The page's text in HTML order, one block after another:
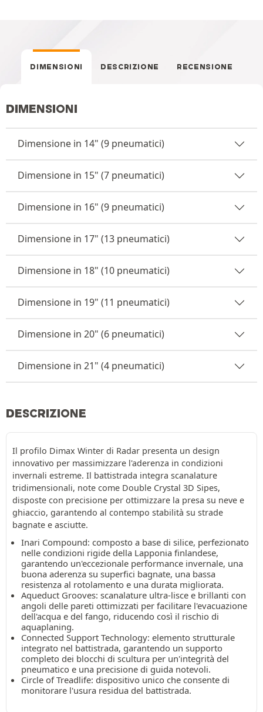
DIMENSIONI DESCRIZIONE RECENSIONE
DIMENSIONI
Dimensione in 14" (9 pneumatici)
Dimensione in 15" (7 pneumatici)
Dimensione in 16" (9 pneumatici)
Dimensione in 17" (13 pneumatici)
Dimensione in 18" (10 pneumatici)
Dimensione in 19" (11 pneumatici)
Dimensione in 20" (6 pneumatici)
Dimensione in 21" (4 pneumatici)
DESCRIZIONE
Il profilo Dimax Winter di Radar presenta un design
innovativo per massimizzare l'aderenza in condizioni
invernali estreme. Il battistrada integra scanalature
tridimensionali, note come Double Crystal 3D Sipes,
disposte con precisione per ottimizzare la presa su neve e
ghiaccio, garantendo al contempo stabilità su strade
bagnate e asciutte.
Inari Compound: composto a base di silice, perfezionato
nelle condizioni rigide della Lapponia finlandese,
garantendo un'eccezionale performance invernale, una
buona aderenza su superfici bagnate, una bassa
resistenza al rotolamento e una durata migliorata.
Aqueduct Grooves: scanalature ultra-lisce e brillanti con
angoli delle pareti ottimizzati per facilitare l'evacuazione
dell'acqua e del fango, riducendo così il rischio di
aquaplaning.
Connected Support Technology: elemento strutturale
integrato nel battistrada, garantendo un supporto
completo dei blocchi di scultura per un'integrità del
pneumatico e una precisione di guida notevoli.
Circle of Treadlife: dispositivo unico che consente di
monitorare l'usura residua del battistrada.